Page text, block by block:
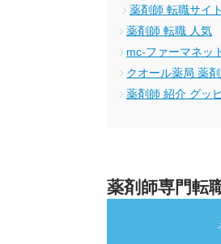
薬剤師 転職サイ
薬剤師 転職 人気
mc-ファーマネッ
クオール薬局 薬
薬剤師 紹介 グッ
薬剤師専門転